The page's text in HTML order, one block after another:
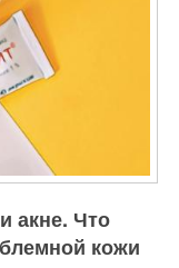
акне. Что
кожи